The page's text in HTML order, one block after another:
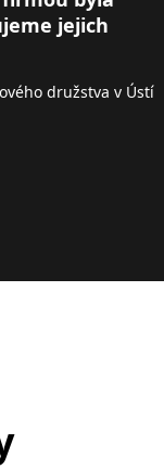
jejich
družstva v Ústí